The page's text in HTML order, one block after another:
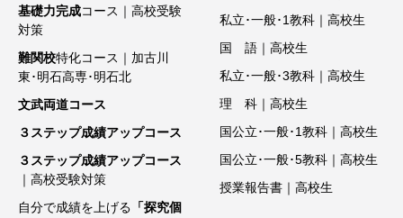
基礎力完成コース｜高校受験
対策
難関校特化コース｜加古川
東･明石高専･明石北
文武両道コース
３ステップ成績アップコース
３ステップ成績アップコース
｜高校受験対策
自分で成績を上げる 「探究個
私立･一般･1教科｜高校生
国 語｜高校生
私立･一般･3教科｜高校生
理 科｜高校生
国公立･一般･1教科｜高校生
国公立･一般･5教科｜高校生
授業報告書｜高校生